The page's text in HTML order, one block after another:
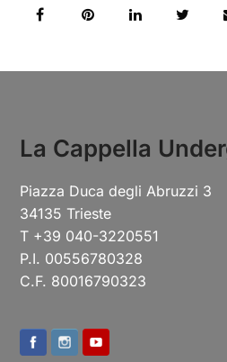
La Cappella
Piazza Duca degli Abruzzi 3
34135 Trieste
T +39 040-3220551
P.I. 00556780328
C.F. 80016790323